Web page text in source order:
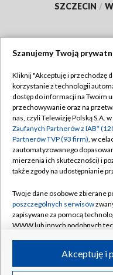
SZCZECIN /
Abonament TVP
Emisja w TVP
Centrum informacji
Naziemna Telewizja
Rada Programowa
System NOS
Informacje o nadawcy
Program dla prasy
©2026
Szanujemy Twoją
Kliknij "Akceptuję i przechodzę
korzystanie z technologii
dostęp do informacji na Twoim
przechowywanie oraz na
nas, czyli Telewizję Polską S.A.
Zaufanych Partnerów z IAB*
Partnerów TVP (93 firm), w
zautomatyzowanego
mierzenia ich skuteczności) i
także zgody na udostępnianie
Twoje dane osobowe zbierane
poszczególnych serwisów
zapisywane za pomocą
WWW lub innych podobnych
ruchu w Internecie.Akceptuję i